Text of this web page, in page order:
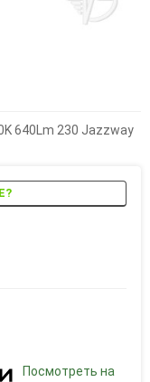
640Lm 230 Jazzway
Посмотреть на